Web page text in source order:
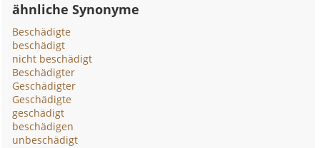
ähnliche Synonyme
Beschädigte
beschädigt
nicht beschädigt
Beschädigter
Geschädigter
Geschädigte
geschädigt
beschädigen
unbeschädigt